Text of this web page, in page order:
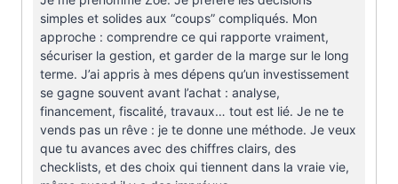
simples et solides aux “coups” compliqués. Mon
approche : comprendre ce qui rapporte vraiment,
sécuriser la gestion, et garder de la marge sur le long
terme. J’ai appris à mes dépens qu’un investissement
se gagne souvent avant l’achat : analyse,
financement, fiscalité, travaux… tout est lié. Je ne te
vends pas un rêve : je te donne une méthode. Je veux
que tu avances avec des chiffres clairs, des
checklists, et des choix qui tiennent dans la vraie vie,